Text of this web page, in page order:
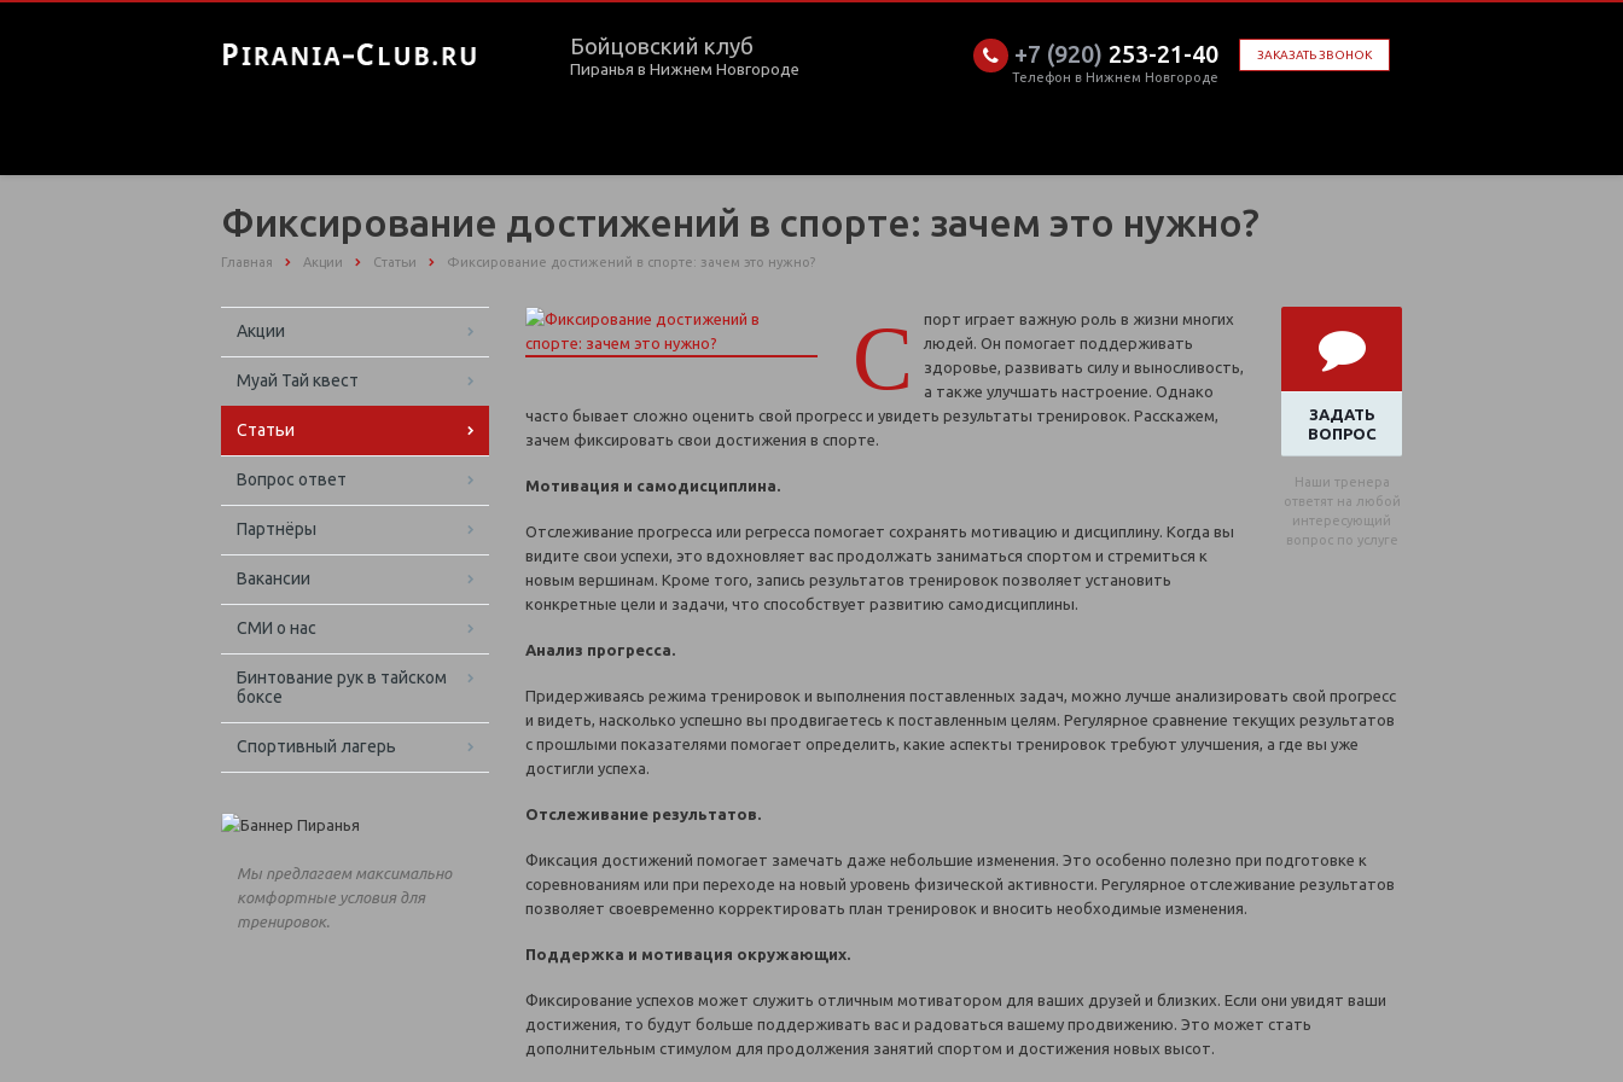
Бойцовский клуб
Пиранья в Нижнем Новгороде
ЗАКАЗАТЬ ЗВОНОК
+7 (920) 253-21-40
Телефон в Нижнем Новгороде
Фиксирование достижений в спорте: зачем это нужно?
Главная Акции Статьи Фиксирование достижений в спорте: зачем это нужно?
Акции
Муай Тай квест
Статьи
Вопрос ответ
Партнёры
Вакансии
СМИ о нас
Бинтование рук в тайском
боксе
Спортивный лагерь
Мы предлагаем максимально
комфортные условия для
тренировок.
ЗАДАТЬ
ВОПРОС
Наши тренера
ответят на любой
интересующий
вопрос по услуге
С
порт играет важную роль в жизни многих
людей. Он помогает поддерживать
здоровье, развивать силу и выносливость,
а также улучшать настроение. Однако
часто бывает сложно оценить свой прогресс и увидеть результаты тренировок. Расскажем,
зачем фиксировать свои достижения в спорте.
Мотивация и самодисциплина.
Отслеживание прогресса или регресса помогает сохранять мотивацию и дисциплину. Когда вы
видите свои успехи, это вдохновляет вас продолжать заниматься спортом и стремиться к
новым вершинам. Кроме того, запись результатов тренировок позволяет установить
конкретные цели и задачи, что способствует развитию самодисциплины.
Анализ прогресса.
Придерживаясь режима тренировок и выполнения поставленных задач, можно лучше анализировать свой прогресс
и видеть, насколько успешно вы продвигаетесь к поставленным целям. Регулярное сравнение текущих результатов
с прошлыми показателями помогает определить, какие аспекты тренировок требуют улучшения, а где вы уже
достигли успеха.
Отслеживание результатов.
Фиксация достижений помогает замечать даже небольшие изменения. Это особенно полезно при подготовке к
соревнованиям или при переходе на новый уровень физической активности. Регулярное отслеживание результатов
позволяет своевременно корректировать план тренировок и вносить необходимые изменения.
Поддержка и мотивация окружающих.
Фиксирование успехов может служить отличным мотиватором для ваших друзей и близких. Если они увидят ваши
достижения, то будут больше поддерживать вас и радоваться вашему продвижению. Это может стать
дополнительным стимулом для продолжения занятий спортом и достижения новых высот.